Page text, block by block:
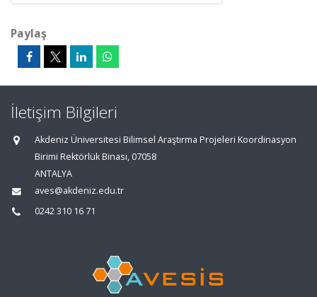
Paylaş
İletişim Bilgileri
Akdeniz Üniversitesi Bilimsel Araştırma Projeleri Koordinasyon
Birimi Rektörlük Binası, 07058
ANTALYA
aves@akdeniz.edu.tr
0242 310 16 71